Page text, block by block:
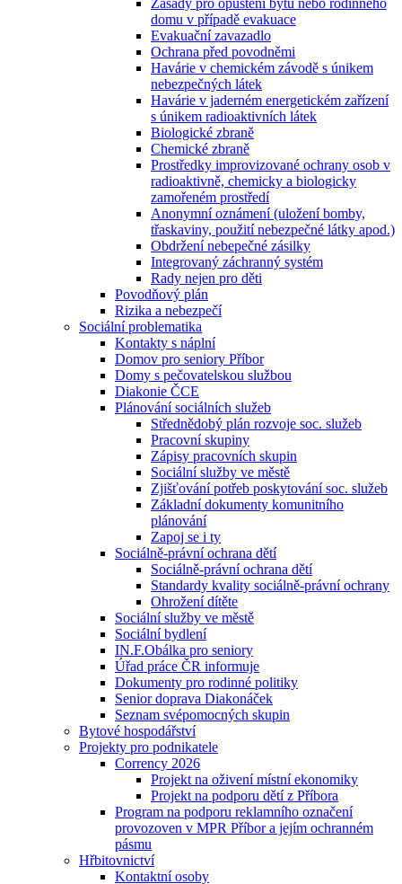
Zásady pro opuštění bytu nebo rodinného
domu v případě evakuace
Evakuační zavazadlo
Ochrana před povodněmi
Havárie v chemickém závodě s únikem
nebezpečných látek
Havárie v jaderném energetickém zařízení
s únikem radioaktivních látek
Biologické zbraně
Chemické zbraně
Prostředky improvizované ochrany osob v
radioaktivně, chemicky a biologicky
zamořeném prostředí
Anonymní oznámení (uložení bomby,
třaskaviny, použití nebezpečné látky apod.)
Obdržení nebepečné zásilky
Integrovaný záchranný systém
Rady nejen pro děti
Povodňový plán
Rizika a nebezpečí
Sociální problematika
Kontakty s náplní
Domov pro seniory Příbor
Domy s pečovatelskou službou
Diakonie ČCE
Plánování sociálních služeb
Střednědobý plán rozvoje soc. služeb
Pracovní skupiny
Zápisy pracovních skupin
Sociální služby ve městě
Zjišťování potřeb poskytování soc. služeb
Základní dokumenty komunitního
plánování
Zapoj se i ty
Sociálně-právní ochrana dětí
Sociálně-právní ochrana dětí
Standardy kvality sociálně-právní ochrany
Ohrožení dítěte
Sociální služby ve městě
Sociální bydlení
IN.F.Obálka pro seniory
Úřad práce ČR informuje
Dokumenty pro rodinné politiky
Senior doprava Diakonáček
Seznam svépomocných skupin
Bytové hospodářství
Projekty pro podnikatele
Corrency 2026
Projekt na oživení místní ekonomiky
Projekt na podporu dětí z Příbora
Program na podporu reklamního označení
provozoven v MPR Příbor a jejím ochranném
pásmu
Hřbitovnictví
Kontaktní osoby